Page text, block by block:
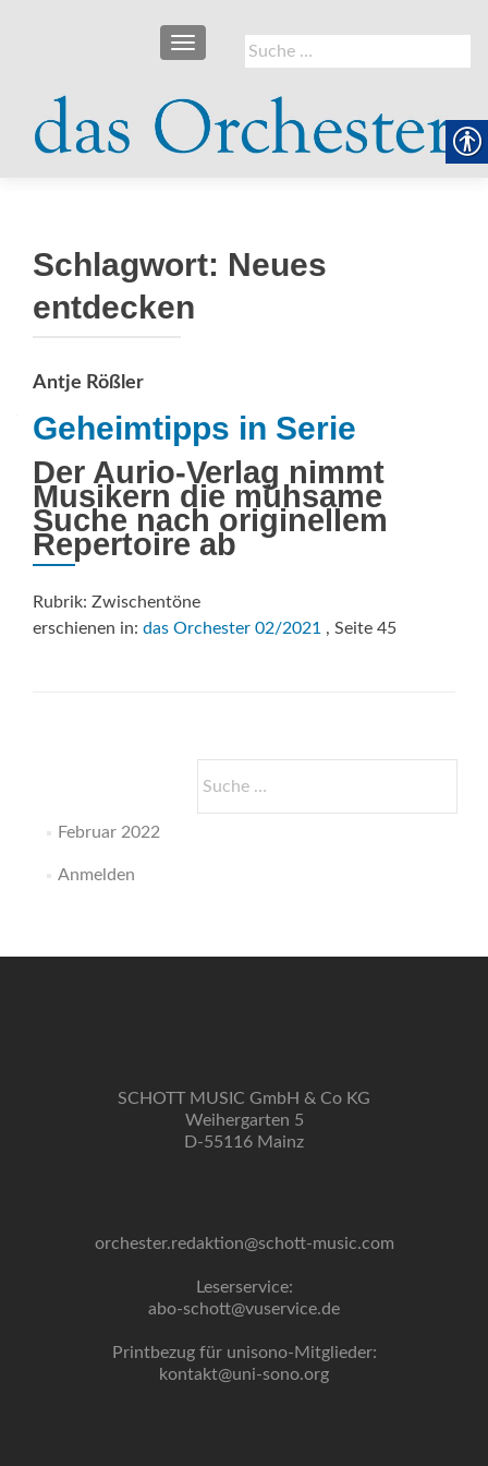
Suche
nach:
SCHALTE NAVIGATION
Schlagwort: Neues
entdecken
Antje Rößler
Geheimtipps in Serie
Der Aurio-Verlag nimmt
Musikern die mühsame
Suche nach originellem
Repertoire ab
Rubrik: Zwischentöne
erschienen in: das Orchester 02/2021 , Seite 45
nach:
Februar 2022
Anmelden
SCHOTT MUSIC GmbH & Co KG
Weihergarten 5
D-55116 Mainz
orchester.redaktion@schott-music.com
Leserservice:
abo-schott@vuservice.de
Printbezug für unisono-Mitglieder:
kontakt@uni-sono.org